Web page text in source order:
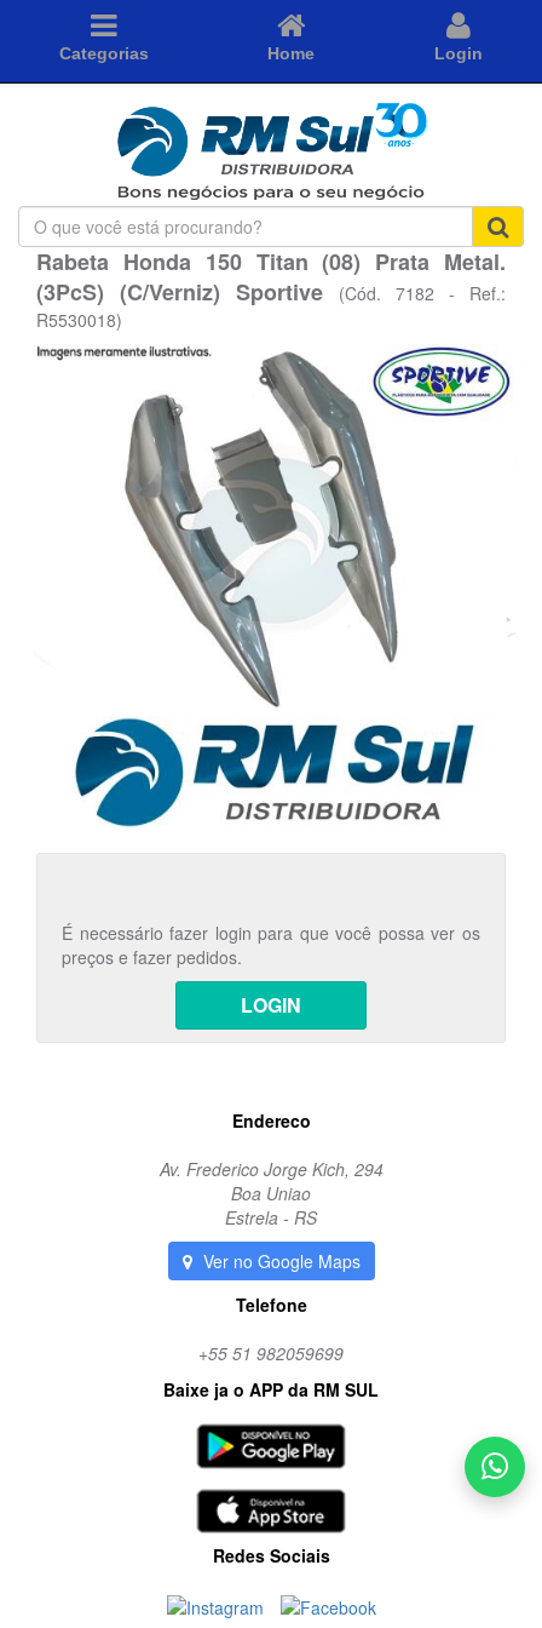
Categorias Home Login
O
que
você
está
procurando?
Rabeta Honda 150 Titan (08) Prata Metal.
(3PcS) (C/Verniz) Sportive
(Cód. 7182 - Ref.:
R5530018)
É necessário fazer login para que você possa ver os
preços e fazer pedidos.
LOGIN
Endereco
Av. Frederico Jorge Kich, 294
Boa Uniao
Estrela - RS
Ver no Google Maps
Telefone
+55 51 982059699
Baixe ja o APP da RM SUL
Redes Sociais